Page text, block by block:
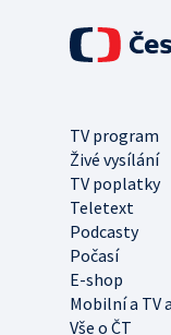
TV program
Živé vysílání
TV poplatky
Teletext
Podcasty
Počasí
E-shop
Mobilní a TV
Vše o ČT